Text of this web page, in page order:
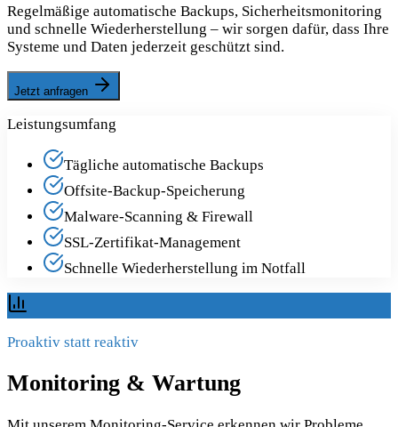
Regelmäßige automatische Backups, Sicherheitsmonitoring
und schnelle Wiederherstellung – wir sorgen dafür, dass Ihre
Systeme und Daten jederzeit geschützt sind.
Jetzt anfragen
Leistungsumfang
Tägliche automatische Backups
Offsite-Backup-Speicherung
Malware-Scanning & Firewall
SSL-Zertifikat-Management
Schnelle Wiederherstellung im Notfall
Proaktiv statt reaktiv
Monitoring & Wartung